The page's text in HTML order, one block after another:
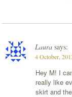
Laura says:
4 October,
Hey M! I
really like
skirt and